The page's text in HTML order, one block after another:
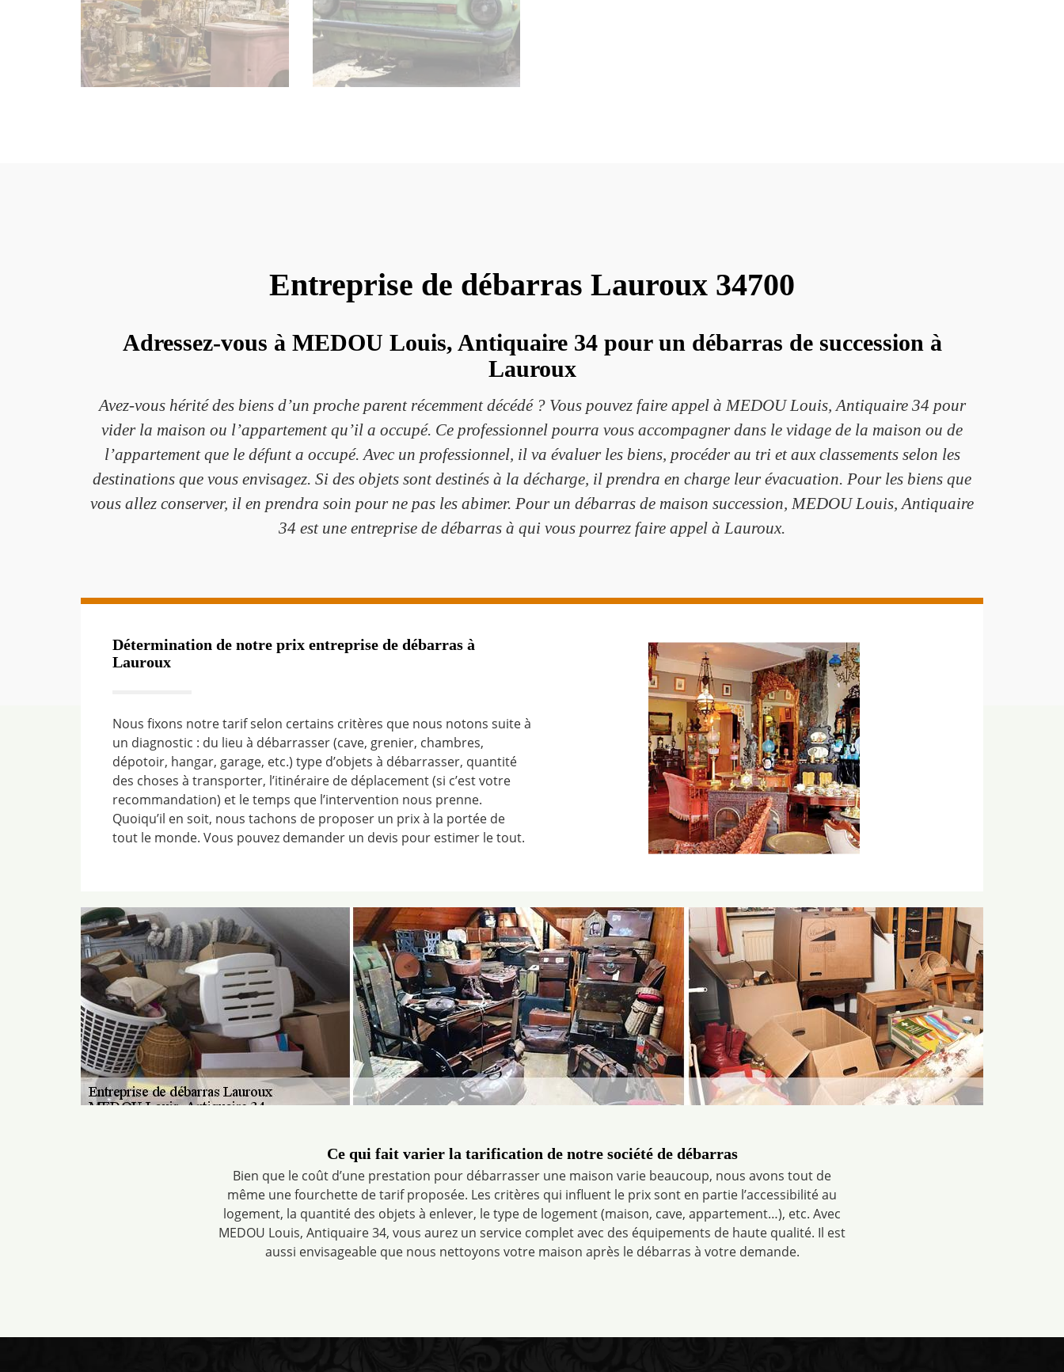
Entreprise de débarras Lauroux 34700
Adressez-vous à MEDOU Louis, Antiquaire 34 pour un débarras de succession à
Lauroux
Avez-vous hérité des biens d’un proche parent récemment décédé ? Vous pouvez faire appel à MEDOU Louis, Antiquaire 34 pour
vider la maison ou l’appartement qu’il a occupé. Ce professionnel pourra vous accompagner dans le vidage de la maison ou de
l’appartement que le défunt a occupé. Avec un professionnel, il va évaluer les biens, procéder au tri et aux classements selon les
destinations que vous envisagez. Si des objets sont destinés à la décharge, il prendra en charge leur évacuation. Pour les biens que
vous allez conserver, il en prendra soin pour ne pas les abimer. Pour un débarras de maison succession, MEDOU Louis, Antiquaire
34 est une entreprise de débarras à qui vous pourrez faire appel à Lauroux.
Détermination de notre prix entreprise de débarras à
Lauroux
Nous fixons notre tarif selon certains critères que nous notons suite à
un diagnostic : du lieu à débarrasser (cave, grenier, chambres,
dépotoir, hangar, garage, etc.) type d’objets à débarrasser, quantité
des choses à transporter, l’itinéraire de déplacement (si c’est votre
recommandation) et le temps que l’intervention nous prenne.
Quoiqu’il en soit, nous tachons de proposer un prix à la portée de
tout le monde. Vous pouvez demander un devis pour estimer le tout.
Ce qui fait varier la tarification de notre société de débarras
Bien que le coût d’une prestation pour débarrasser une maison varie beaucoup, nous avons tout de
même une fourchette de tarif proposée. Les critères qui influent le prix sont en partie l’accessibilité au
logement, la quantité des objets à enlever, le type de logement (maison, cave, appartement…), etc. Avec
MEDOU Louis, Antiquaire 34, vous aurez un service complet avec des équipements de haute qualité. Il est
aussi envisageable que nous nettoyons votre maison après le débarras à votre demande.